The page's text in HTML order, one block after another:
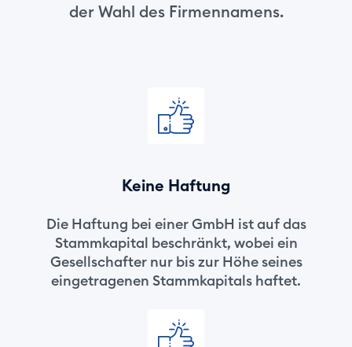
der Wahl des Firmennamens.
Keine Haftung
Die Haftung bei einer GmbH ist auf das
Stammkapital beschränkt, wobei ein
Gesellschafter nur bis zur Höhe seines
eingetragenen Stammkapitals haftet.